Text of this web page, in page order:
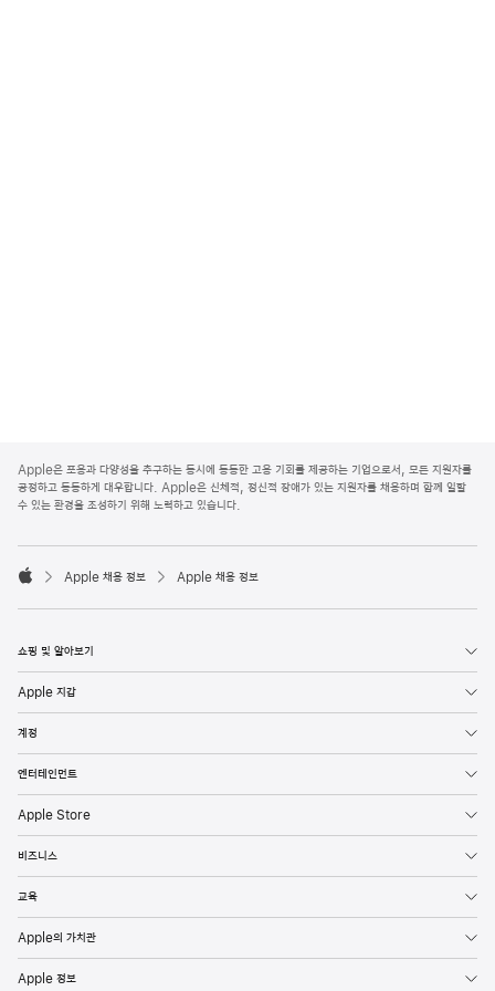
p
p
l
o
e
Apple은 포용과 다양성을 추구하는 동시에 동등한 고용 기회를 제공하는 기업으로서, 모든 지원자를
공정하고 동등하게 대우합니다. Apple은 신체적, 정신적 장애가 있는 지원자를 채용하며 함께 일할
수 있는 환경을 조성하기 위해 노력하고 있습니다.

p
l
Apple 채용 정보 Apple 채용 정보
쇼핑 및 알아보기
Apple 지갑
계정
엔터테인먼트
Apple Store
비즈니스
교육
Apple의 가치관
Apple 정보